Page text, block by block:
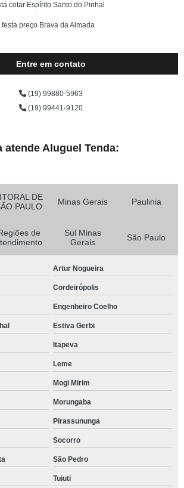
cotar Espírito Santo do Pinhal
preço Brava da Almada
Entre em contato
(19) 99880-5963
(19) 99441-9120
atende Aluguel Tenda:
DE
PAULO
Minas Gerais Paulinia
de
Sul Minas
Gerais
São Paulo
Artur Nogueira
Cordeirópolis
Engenheiro Coelho
Estiva Gerbi
Itapeva
Leme
Mogi Mirim
Morungaba
Pirassununga
Socorro
São Pedro
Tuiuti